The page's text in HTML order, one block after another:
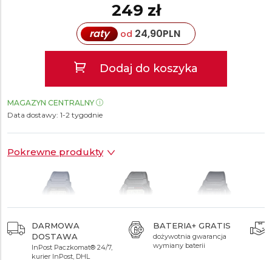
249 zł
raty od 24,90PLN
Dodaj do koszyka
MAGAZYN CENTRALNY
Data dostawy: 1-2 tygodnie
Pokrewne produkty
199 zł 199 zł
DARMOWA
DOSTAWA
InPost Paczkomat® 24/7,
kurier InPost, DHL
BATERIA+ GRATIS
dożywotnia gwarancja
wymiany baterii